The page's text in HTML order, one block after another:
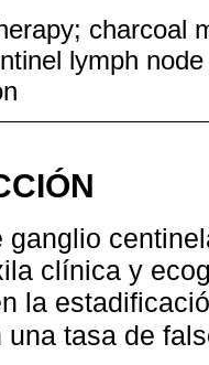
charcoal
lymph
ganglio
clínica y
la
una tasa de